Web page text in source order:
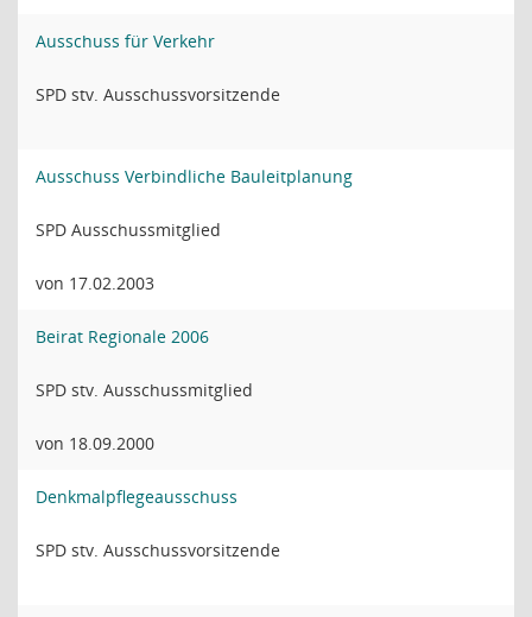
Ausschuss für Verkehr
SPD stv. Ausschussvorsitzende
Ausschuss Verbindliche Bauleitplanung
SPD Ausschussmitglied
von 17.02.2003
Beirat Regionale 2006
SPD stv. Ausschussmitglied
von 18.09.2000
Denkmalpflegeausschuss
SPD stv. Ausschussvorsitzende